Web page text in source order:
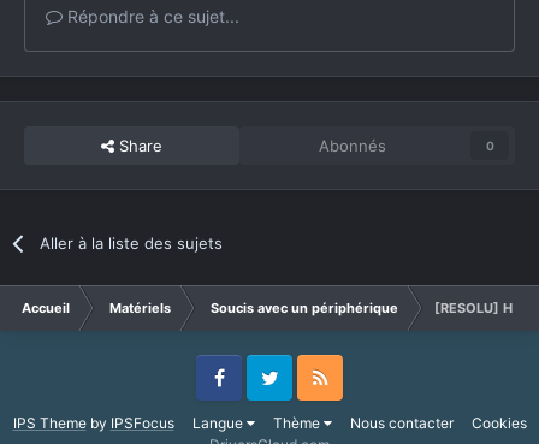
Répondre à ce sujet...
Share Abonnés 0
Aller à la liste des sujets
Accueil Matériels Soucis avec un périphérique [RESOLU] Hub
IPS Themeby IPSFocus Langue Thème Nous contacter Cookies
FacebookTwitter RSS